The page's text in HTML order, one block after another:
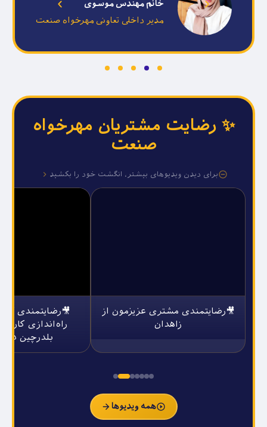
نماینده ساوه
✨ رضایت مشتریان مهرخواه
صنعت
برای دیدن ویدیوهای بیشتر، انگشت خود را بکشید
🎥رضایتمندی مشتری عزیزمون از
زاهدان
🎥رضایتمندی
راه‌اندازی
بلدرچین در
همه ویدیوها